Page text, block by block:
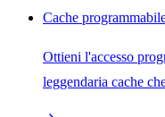
Cache
Ottieni l'accesso
leggendaria cache